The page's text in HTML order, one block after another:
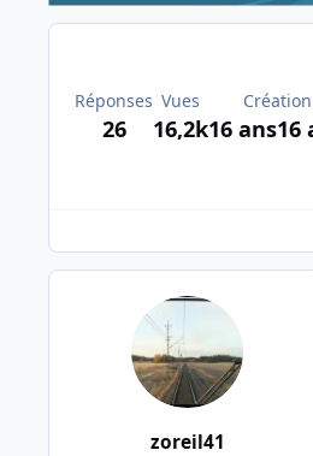
Réponses
26
Vues
16,2k
Création
16 ans16
zoreil41